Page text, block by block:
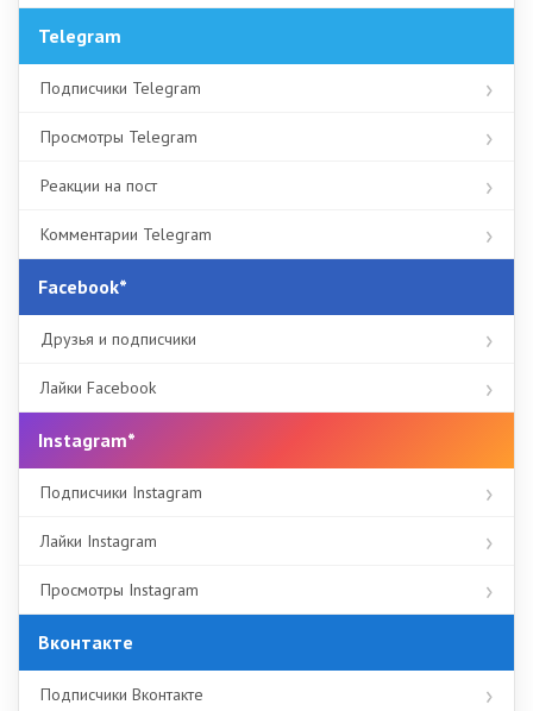
Telegram
Подписчики Telegram
Просмотры Telegram
Реакции на пост
Комментарии Telegram
Facebook*
Друзья и подписчики
Лайки Facebook
Instagram*
Подписчики Instagram
Лайки Instagram
Просмотры Instagram
Вконтакте
Подписчики Вконтакте